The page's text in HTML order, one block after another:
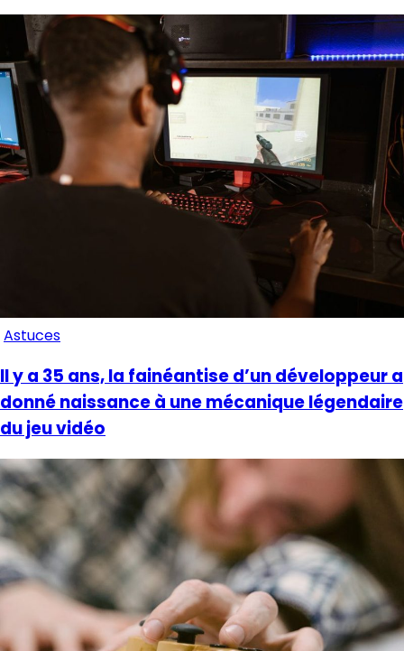
Astuces
Il y a 35 ans, la fainéantise d’un développeur a
donné naissance à une mécanique légendaire
du jeu vidéo